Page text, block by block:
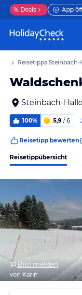
% Deals App
Reisetipps
Steinbach-
100% 5,9 / 6
Reisetipp bewerten
Reisetippübersicht
Bild melden
von Karin